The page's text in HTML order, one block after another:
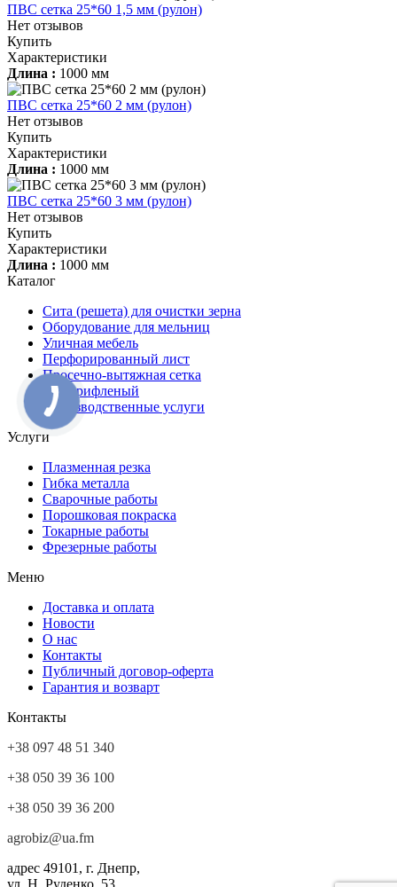
ПВС сетка 25*60 1,5 мм (рулон)
Нет отзывов
Купить
Характеристики
Длина : 1000 мм
ПВС сетка 25*60 2 мм (рулон)
Нет отзывов
Купить
Характеристики
Длина : 1000 мм
ПВС сетка 25*60 3 мм (рулон)
Нет отзывов
Купить
Характеристики
Длина : 1000 мм
Каталог
Сита (решета) для очистки зерна
Оборудование для мельниц
Уличная мебель
Перфорированный лист
Просечно-вытяжная сетка
Лист рифленый
Производственные услуги
Услуги
Плазменная резка
Гибка металла
Сварочные работы
Порошковая покраска
Токарные работы
Фрезерные работы
Меню
Доставка и оплата
Новости
О нас
Контакты
Публичный договор-оферта
Гарантия и возварт
Контакты
+38 097 48 51 340
+38 050 39 36 100
+38 050 39 36 200
agrobiz@ua.fm
адрес 49101, г. Днепр,
ул. Н. Руденко, 53